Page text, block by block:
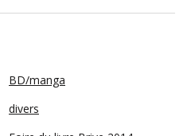
BD/manga
divers